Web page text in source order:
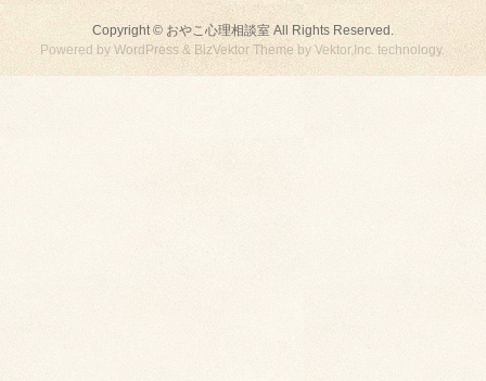
Copyright © おやこ心理相談室All Rights Reserved.
Powered byWordPress & BizVektor ThemebyVektor,Inc. technology.